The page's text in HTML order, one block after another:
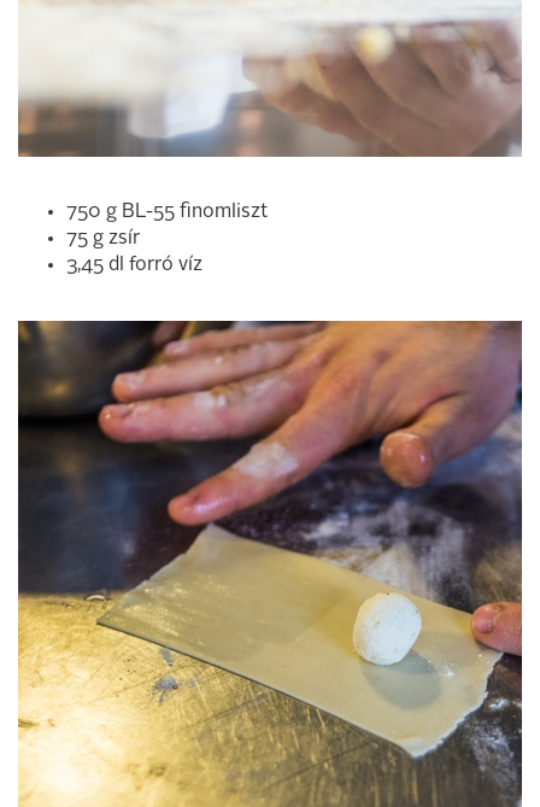
750 g BL-55 finomliszt
75 g zsír
3,45 dl forró víz